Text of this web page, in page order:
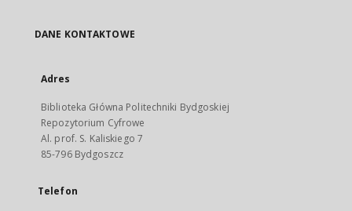
DANE KONTAKTOWE
Adres
Biblioteka Główna Politechniki Bydgoskiej
Repozytorium Cyfrowe
Al. prof. S. Kaliskiego 7
85-796 Bydgoszcz
Telefon